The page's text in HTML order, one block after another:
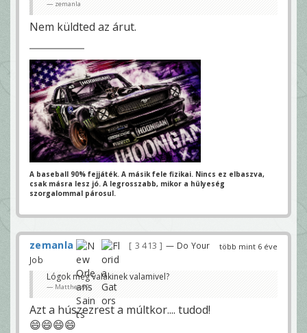
zemanla
Nem küldted az árut.
A baseball 90% fejjáték. A másik fele fizikai. Nincs ez elbaszva,
csak másra lesz jó. A legrosszabb, mikor a hülyeség
szorgalommal párosul.
több mint 6 éve
zemanla 3 413
— Do Your
Job
Lógok még valakinek valamivel?
Matthew99
Azt a húszezrest a múltkor.... tudod!
😄😄😄😄